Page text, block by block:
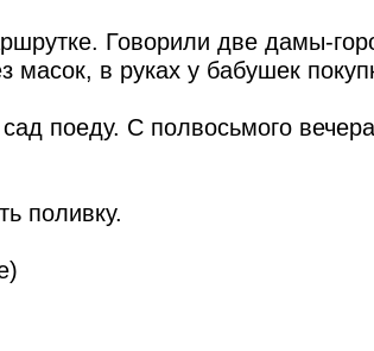
Говорили две дамы-
масок, в руках у бабушек
поеду. С полвосьмого
поливку.